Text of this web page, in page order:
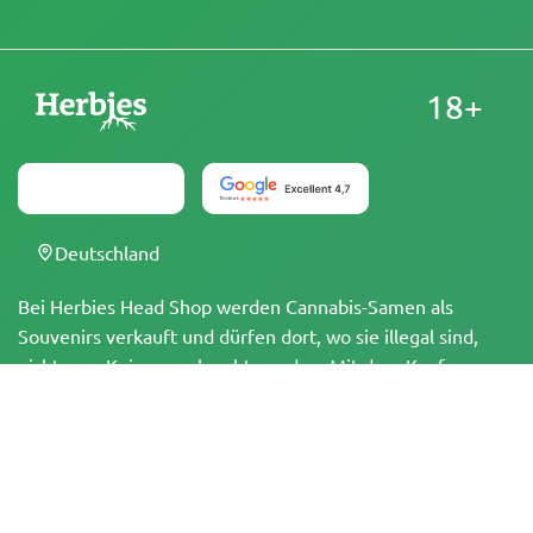
Bei Herbies Head Shop werden Cannabis-Samen als
Souvenirs verkauft und dürfen dort, wo sie illegal sind,
nicht zum Keimen gebracht werden. Mit dem Kauf
18+
Deutschland